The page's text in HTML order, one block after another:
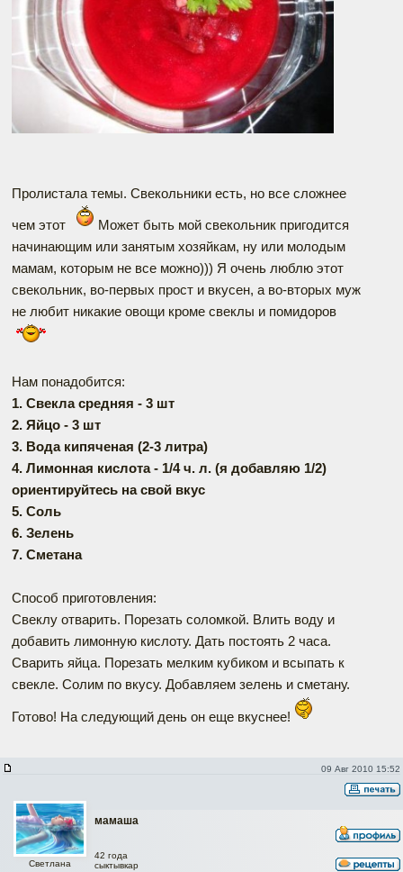
Пролистала темы. Свекольники есть, но все сложнее
чем этот
Может быть мой свекольник пригодится
начинающим или занятым хозяйкам, ну или молодым
мамам, которым не все можно))) Я очень люблю этот
свекольник, во-первых прост и вкусен, а во-вторых муж
не любит никакие овощи кроме свеклы и помидоров
Нам понадобится:
1. Свекла средняя - 3 шт
2. Яйцо - 3 шт
3. Вода кипяченая (2-3 литра)
4. Лимонная кислота - 1/4 ч. л. (я добавляю 1/2)
ориентируйтесь на свой вкус
5. Соль
6. Зелень
7. Сметана
Способ приготовления:
Свеклу отварить. Порезать соломкой. Влить воду и
добавить лимонную кислоту. Дать постоять 2 часа.
Сварить яйца. Порезать мелким кубиком и всыпать к
свекле. Солим по вкусу. Добавляем зелень и сметану.
Готово! На следующий день он еще вкуснее!
09 Авг 2010 15:52
мамаша
Светлана
42 года
сыктывкар